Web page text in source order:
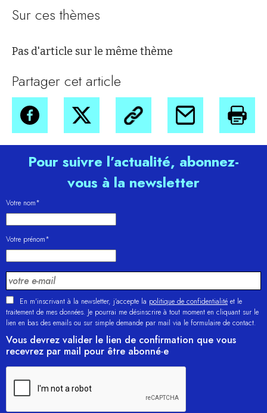
Sur ces thèmes
Pas d'article sur le même thème
Partager cet article
Pour suivre l’actualité, abonnez-
vous à la newsletter
Votre nom*
Votre prénom*
En m'inscrivant à la newsletter, j’accepte la politique de confidentialité et le
traitement de mes données. Je pourrai me désinscrire à tout moment en cliquant sur le
lien en bas des emails ou sur simple demande par mail via le formulaire de contact.
Vous devrez valider le lien de confirmation que vous
recevrez par mail pour être abonné·e